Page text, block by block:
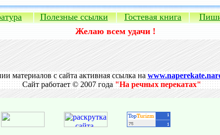
Полезные ссылки Гостевая книга
Желаю всем удачи!
материалов с сайта активная ссылка на
Сайт работает © 2007 года"На речных перекатах"